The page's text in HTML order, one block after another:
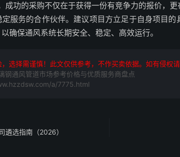
成功的采购不仅在于获得一份有竞争力的报价，
服务的合作伙伴。建议项目方立足于自身项目的
确保通风系统长期安全、稳定、高效运行。
选择需谨慎！此文仅供参考，不作买卖依据。如有侵权请
钢通风管道市场参考价格与优质服务商盘点
a/7775.html
遴选指南（2026）